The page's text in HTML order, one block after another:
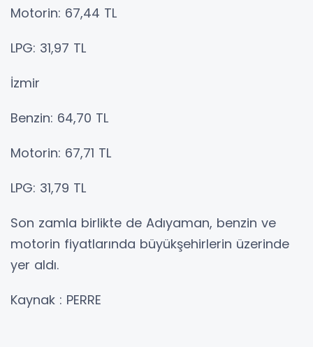
Motorin: 67,44 TL
LPG: 31,97 TL
İzmir
Benzin: 64,70 TL
Motorin: 67,71 TL
LPG: 31,79 TL
Son zamla birlikte de Adıyaman, benzin ve
motorin fiyatlarında büyükşehirlerin üzerinde
yer aldı.
Kaynak : PERRE